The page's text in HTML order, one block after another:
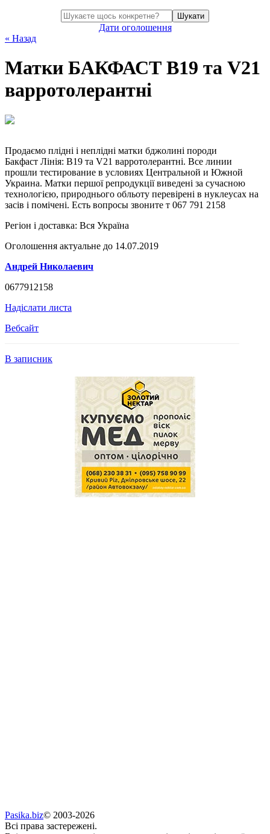
Шукати
Дати оголошення
« Назад
Матки БАКФАСТ В19 та V21
варротолерантні
Продаємо плідні і неплідні матки бджолині породи
Бакфаст Лінія: В19 та V21 варротолерантні. Все линии
прошли тестирование в условиях Центральной и Южной
Украина. Матки першої репродукції виведені за сучасною
технологією, природнього обльоту перевірені в нуклеусах на
засів і помічені. Есть вопросы звоните т 067 791 2158
Регіон і доставка: Вся Україна
Оголошення актуальне до 14.07.2019
Андрей Николаевич
0677912158
Надіслати листа
Вебсайт
В записник
Pasika.biz© 2003-2026
Всі права застережені.